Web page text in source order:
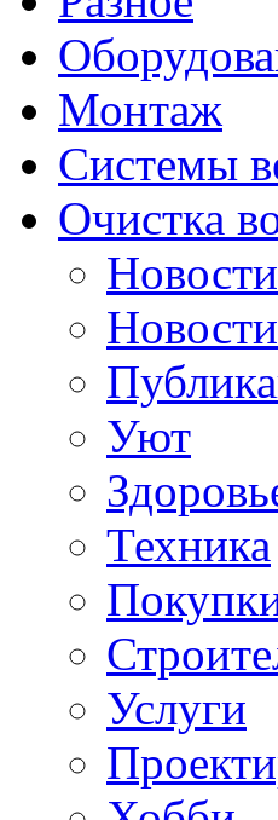
Монтаж
Системы
Очистка
Уют
Техника
Услуги